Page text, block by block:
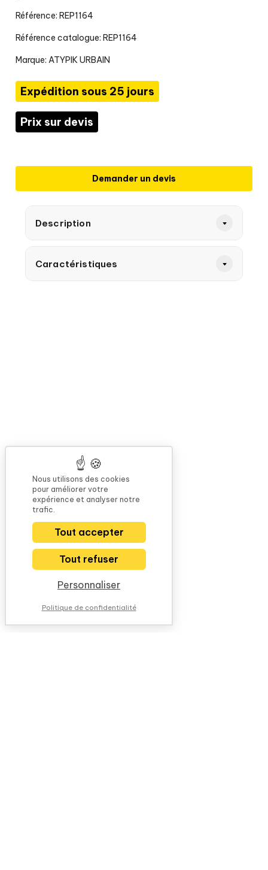
Référence: REP1164
Référence catalogue: REP1164
Marque: ATYPIK URBAIN
Expédition sous 25 jours
Prix sur devis
Demander un devis
Description
Caractéristiques
Nous utilisons des cookies
pour améliorer votre
expérience et analyser notre
trafic.
Tout accepter
Tout refuser
Personnaliser
Politique de confidentialité